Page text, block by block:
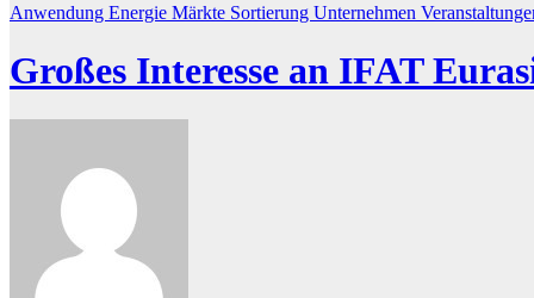
Anwendung Energie Märkte Sortierung Unternehmen
Großes Interesse an IFAT